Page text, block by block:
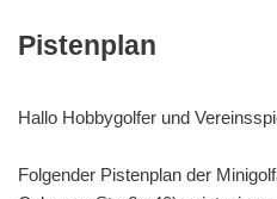
Pistenplan
Hallo Hobbygolfer und
Folgender Pistenplan der